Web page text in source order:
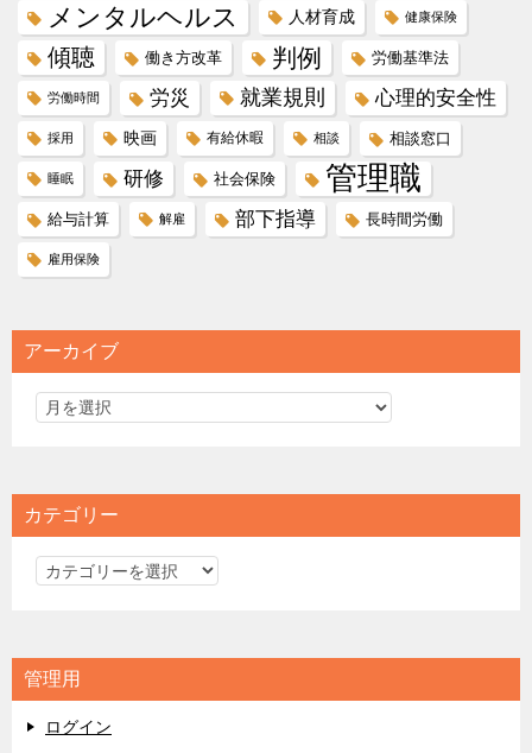
メンタルヘルス 人材育成 健康保険
傾聴 働き方改革 判例 労働基準法
労働時間 労災 就業規則 心理的安全性
採用 映画 有給休暇 相談 相談窓口
睡眠 研修 社会保険 管理職
給与計算 解雇 部下指導 長時間労働
雇用保険
アーカイブ
カテゴリー
カ
リ
ー
管理用
ログイン